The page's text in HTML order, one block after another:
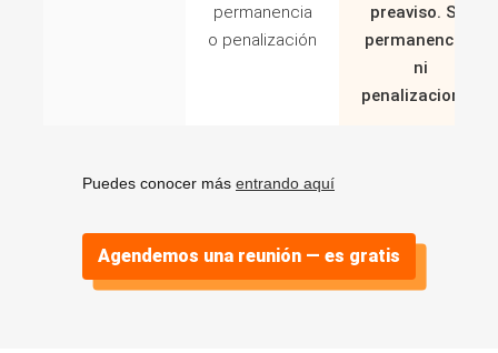
permanencia
o penalización
preaviso. Sin
permanencias
ni
penalizaciones
Puedes conocer más entrando aquí
Agendemos una reunión — es gratis